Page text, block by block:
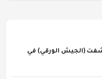
(الجيش الورقي) في